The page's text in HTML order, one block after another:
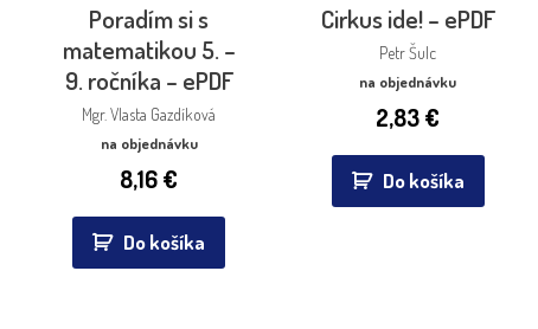
Poradím si s
matematikou 5. –
9. ročníka – ePDF
Mgr. Vlasta Gazdíková
na objednávku
8,16€
Do košíka
Cirkus ide! – ePDF
Petr Šulc
na objednávku
2,83€
Do košíka